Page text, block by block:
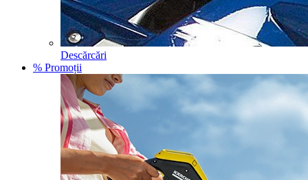
Descărcări
% Promoții